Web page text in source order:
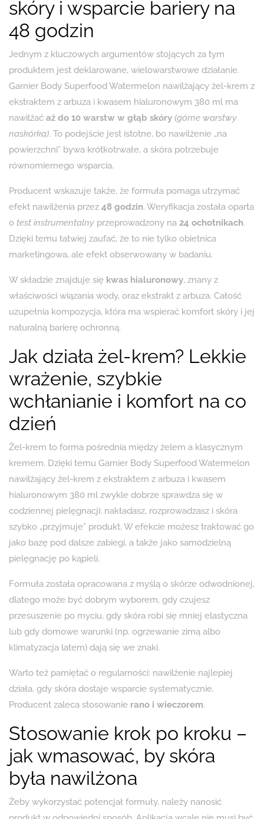
skóry i wsparcie bariery na
48 godzin
Jednym z kluczowych argumentów stojących za tym
produktem jest deklarowane, wielowarstwowe działanie.
Garnier Body Superfood Watermelon nawilżający żel-krem z
ekstraktem z arbuza i kwasem hialuronowym 380 ml ma
nawilżać aż do 10 warstw w głąb skóry (górne warstwy
naskórka). To podejście jest istotne, bo nawilżenie „na
powierzchni” bywa krótkotrwałe, a skóra potrzebuje
równomiernego wsparcia.
Producent wskazuje także, że formuła pomaga utrzymać
efekt nawilżenia przez 48 godzin. Weryfikacja została oparta
o test instrumentalny przeprowadzony na 24 ochotnikach.
Dzięki temu łatwiej zaufać, że to nie tylko obietnica
marketingowa, ale efekt obserwowany w badaniu.
W składzie znajduje się kwas hialuronowy, znany z
właściwości wiązania wody, oraz ekstrakt z arbuza. Całość
uzupełnia kompozycja, która ma wspierać komfort skóry i jej
naturalną barierę ochronną.
Jak działa żel-krem? Lekkie
wrażenie, szybkie
wchłanianie i komfort na co
dzień
Żel-krem to forma pośrednia między żelem a klasycznym
kremem. Dzięki temu Garnier Body Superfood Watermelon
nawilżający żel-krem z ekstraktem z arbuza i kwasem
hialuronowym 380 ml zwykle dobrze sprawdza się w
codziennej pielęgnacji: nakładasz, rozprowadzasz i skóra
szybko „przyjmuje” produkt. W efekcie możesz traktować go
jako bazę pod dalsze zabiegi, a także jako samodzielną
pielęgnację po kąpieli.
Formuła została opracowana z myślą o skórze odwodnionej,
dlatego może być dobrym wyborem, gdy czujesz
przesuszenie po myciu, gdy skóra robi się mniej elastyczna
lub gdy domowe warunki (np. ogrzewanie zimą albo
klimatyzacja latem) dają się we znaki.
Warto też pamiętać o regularności: nawilżenie najlepiej
działa, gdy skóra dostaje wsparcie systematycznie.
Producent zaleca stosowanie rano i wieczorem.
Stosowanie krok po kroku –
jak wmasować, by skóra
była nawilżona
Żeby wykorzystać potencjał formuły, należy nanosić